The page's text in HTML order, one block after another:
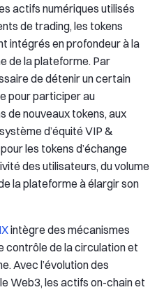
actifs numériques utilisés
de trading, les tokens
intégrés en profondeur à la
de la plateforme. Par
de détenir un certain
pour participer au
de nouveaux tokens, aux
d’équité VIP &
les tokens d’échange
des utilisateurs, du volume
la plateforme à élargir son
intègre des mécanismes
contrôle de la circulation et
Avec l’évolution des
Web3, les actifs on-chain et